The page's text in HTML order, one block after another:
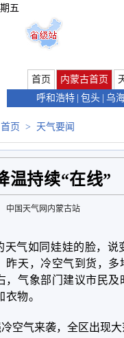
五
首页 内蒙古首页
呼和浩特 包头 乌
首页 > 天气要闻
温持续“在线
中国天气网内蒙古站
天气如同娃娃的脸， 说
天，冷空气到货，多
气象部门建议市民及
衣物。
空气来袭，全区出现